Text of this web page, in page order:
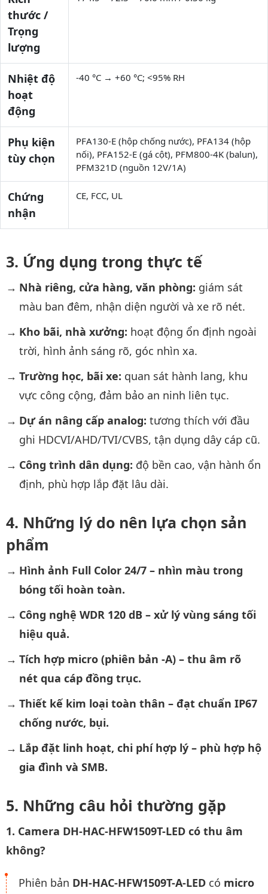
thước /
Trọng
lượng
Nhiệt độ
hoạt
động
-40 °C → +60 °C; <95% RH
Phụ kiện
tùy chọn
PFA130-E (hộp chống nước), PFA134 (hộp
nối), PFA152-E (gá cột), PFM800-4K (balun),
PFM321D (nguồn 12V/1A)
Chứng
nhận
CE, FCC, UL
Ứng dụng trong thực tế
Nhà riêng, cửa hàng, văn phòng: giám sát
màu ban đêm, nhận diện người và xe rõ nét.
Kho bãi, nhà xưởng: hoạt động ổn định ngoài
trời, hình ảnh sáng rõ, góc nhìn xa.
Trường học, bãi xe: quan sát hành lang, khu
vực công cộng, đảm bảo an ninh liên tục.
Dự án nâng cấp analog: tương thích với đầu
ghi HDCVI/AHD/TVI/CVBS, tận dụng dây cáp cũ.
Công trình dân dụng: độ bền cao, vận hành ổn
định, phù hợp lắp đặt lâu dài.
Những lý do nên lựa chọn sản
phẩm
Hình ảnh Full Color 24/7 – nhìn màu trong
bóng tối hoàn toàn.
Công nghệ WDR 120 dB – xử lý vùng sáng tối
hiệu quả.
Tích hợp micro (phiên bản -A) – thu âm rõ
nét qua cáp đồng trục.
Thiết kế kim loại toàn thân – đạt chuẩn IP67
chống nước, bụi.
Lắp đặt linh hoạt, chi phí hợp lý – phù hợp hộ
gia đình và SMB.
Những câu hỏi thường gặp
1. Camera DH-HAC-HFW1509T-LED có thu âm
không?
Phiên bản DH-HAC-HFW1509T-A-LED có micro